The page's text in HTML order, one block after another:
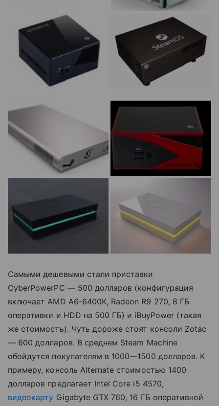
Самыми дешевыми стали приставки
CyberPowerPC — 500 долларов (конфигурация
включает AMD A6-6400K, Radeon R9 270, 8 ГБ
оперативки и HDD на 500 ГБ) и iBuyPower (такая
же стоимость). Чуть дороже стоят консоли Zotac
— 600 долларов. В среднем Steam Machine
обойдутся покупателям в 1000—1500 долларов. К
примеру, консоль Alternate стоимостью 1400
долларов предлагает Intel Core i5 4570,
видеокарту Gigabyte GTX 760, 16 ГБ оперативной